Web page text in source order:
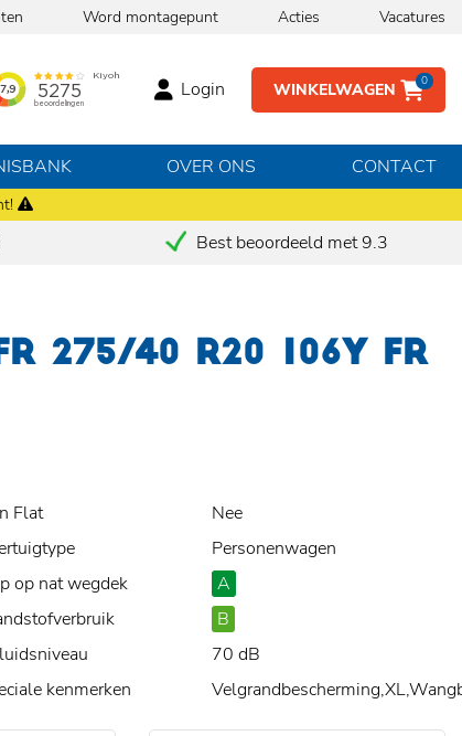
Word montagepunt Acties Vacatures
WINKELWAGEN 0
Login
OVER ONS CONTACT
Best beoordeeld met 9.3
275/40 R20 106Y FR
Flat
Nee
Personenwagen
op nat wegdek
A
B
70 dB
kenmerken